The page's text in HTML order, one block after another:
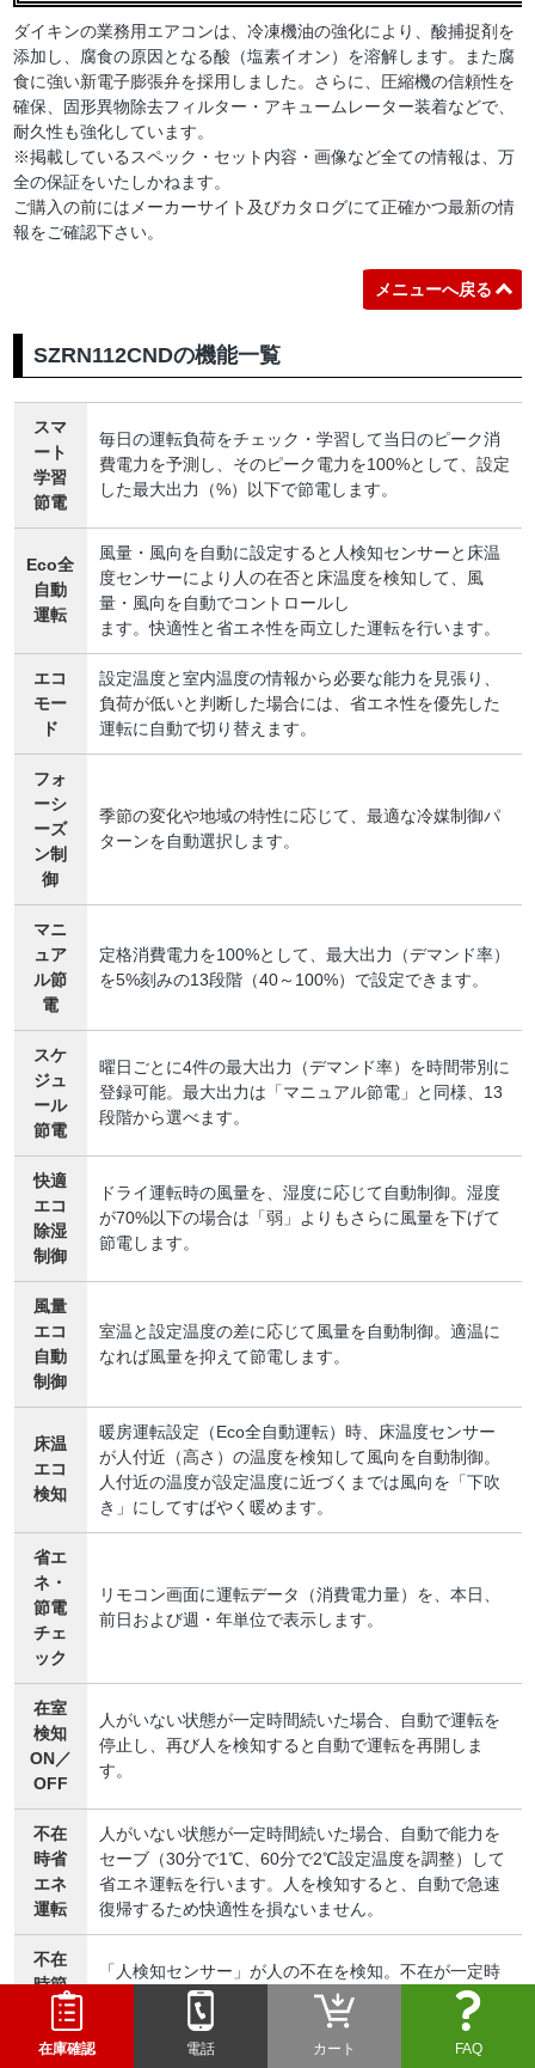
ダイキンの業務用エアコンは、冷凍機油の強化により、酸捕捉剤を
添加し、腐食の原因となる酸（塩素イオン）を溶解します。また腐
食に強い新電子膨張弁を採用しました。さらに、圧縮機の信頼性を
確保、固形異物除去フィルター・アキュームレーター装着などで、
耐久性も強化しています。
※掲載しているスペック・セット内容・画像など全ての情報は、万
全の保証をいたしかねます。
ご購入の前にはメーカーサイト及びカタログにて正確かつ最新の情
報をご確認下さい。
メニューへ戻る
SZRN112CNDの機能一覧
スマ
ート
学習
節電
毎日の運転負荷をチェック・学習して当日のピーク消
費電力を予測し、そのピーク電力を100%として、設定
した最大出力（%）以下で節電します。
Eco全
自動
運転
風量・風向を自動に設定すると人検知センサーと床温
度センサーにより人の在否と床温度を検知して、風
量・風向を自動でコントロールし
ます。快適性と省エネ性を両立した運転を行います。
エコ
モー
ド
設定温度と室内温度の情報から必要な能力を見張り、
負荷が低いと判断した場合には、省エネ性を優先した
運転に自動で切り替えます。
フォ
ーシ
ーズ
ン制
御
季節の変化や地域の特性に応じて、最適な冷媒制御パ
ターンを自動選択します。
マニ
ュア
ル節
電
定格消費電力を100%として、最大出力（デマンド率）
を5%刻みの13段階（40～100%）で設定できます。
スケ
ジュ
ール
節電
曜日ごとに4件の最大出力（デマンド率）を時間帯別に
登録可能。最大出力は「マニュアル節電」と同様、13
段階から選べます。
快適
エコ
除湿
制御
ドライ運転時の風量を、湿度に応じて自動制御。湿度
が70%以下の場合は「弱」よりもさらに風量を下げて
節電します。
風量
エコ
自動
制御
室温と設定温度の差に応じて風量を自動制御。適温に
なれば風量を抑えて節電します。
床温
エコ
検知
暖房運転設定（Eco全自動運転）時、床温度センサー
が人付近（高さ）の温度を検知して風向を自動制御。
人付近の温度が設定温度に近づくまでは風向を「下吹
き」にしてすばやく暖めます。
省エ
ネ・
節電
チェ
ック
リモコン画面に運転データ（消費電力量）を、本日、
前日および週・年単位で表示します。
在室
検知
ON／
OFF
人がいない状態が一定時間続いた場合、自動で運転を
停止し、再び人を検知すると自動で運転を再開しま
す。
不在
時省
エネ
運転
人がいない状態が一定時間続いた場合、自動で能力を
セーブ（30分で1℃、60分で2℃設定温度を調整）して
省エネ運転を行います。人を検知すると、自動で急速
復帰するため快適性を損ないません。
不在
時節
電運
転
「人検知センサー」が人の不在を検知。不在が一定時
間続いたとき、自動で消費電力を抑えた節電運転に切
換え、人を検知すると自動で通常運転を再開します。
在庫確認 電話 カート FAQ